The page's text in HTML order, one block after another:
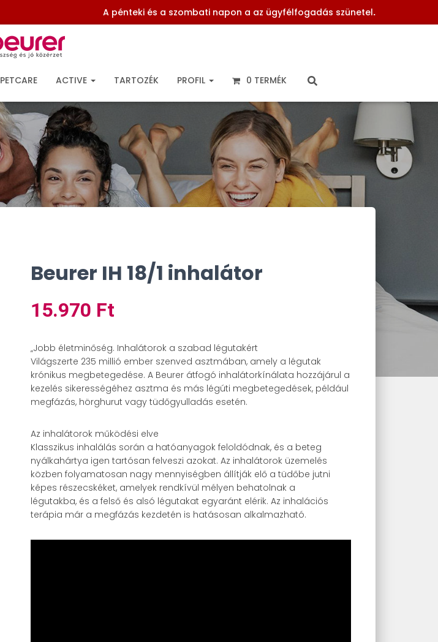
A pénteki és a szombati napon a az ügyfélfogadás szünetel.
PETCARE ACTIVE TARTOZÉK PROFIL 0 TERMÉK
Beurer IH 18/1 inhalátor
15.970 Ft
„Jobb életminőség. Inhalátorok a szabad légutakért
Világszerte 235 millió ember szenved asztmában, amely a légutak
krónikus megbetegedése. A Beurer átfogó inhalátorkínálata hozzájárul a
kezelés sikerességéhez asztma és más légúti megbetegedések, például
megfázás, hörghurut vagy tüdőgyulladás esetén.
Az inhalátorok működési elve
Klasszikus inhalálás során a hatóanyagok feloldódnak, és a beteg
nyálkahártya igen tartósan felveszi azokat. Az inhalátorok üzemelés
közben folyamatosan nagy mennyiségben állítják elő a tüdőbe jutni
képes részecskéket, amelyek rendkívül mélyen behatolnak a
légutakba, és a felső és alsó légutakat egyaránt elérik. Az inhalációs
terápia már a megfázás kezdetén is hatásosan alkalmazható.